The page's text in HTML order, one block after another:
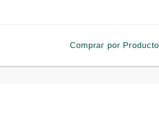
Comprar por Producto